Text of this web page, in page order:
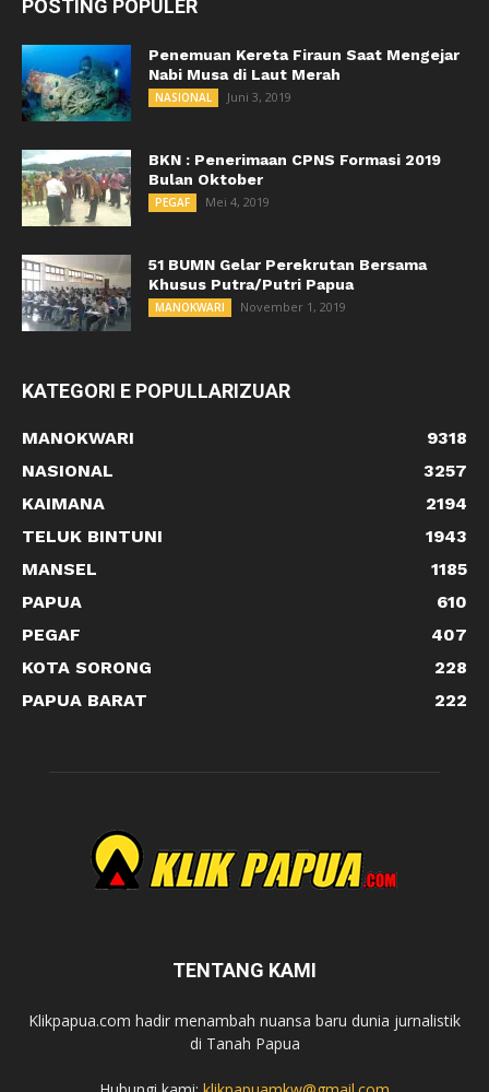
POSTING POPULER
Penemuan Kereta Firaun Saat Mengejar
Nabi Musa di Laut Merah
NASIONAL Juni 3, 2019
BKN : Penerimaan CPNS Formasi 2019
Bulan Oktober
PEGAF Mei 4, 2019
51 BUMN Gelar Perekrutan Bersama
Khusus Putra/Putri Papua
MANOKWARI November 1, 2019
KATEGORI E POPULLARIZUAR
MANOKWARI
9318
NASIONAL
3257
KAIMANA
2194
TELUK BINTUNI
1943
MANSEL
1185
PAPUA
610
PEGAF
407
KOTA SORONG
228
PAPUA BARAT
222
TENTANG KAMI
Klikpapua.com hadir menambah nuansa baru dunia jurnalistik
di Tanah Papua